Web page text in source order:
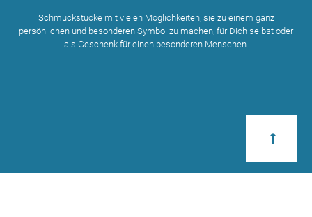
Schmuckstücke mit vielen Möglichkeiten, sie zu einem ganz
persönlichen und besonderen Symbol zu machen, für Dich selbst oder
als Geschenk für einen besonderen Menschen.